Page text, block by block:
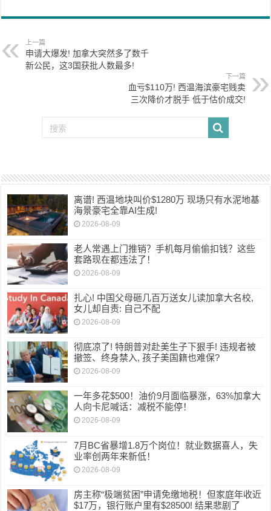
上一篇
申请大爆发! 加拿大突然多了数千
新公民，这3国获批人数最多!
下一篇
血亏$110万! 西温海滨豪宅贱卖
三次降价才脱手 低于估价成交!
离谱! 西温地块叫价$1280万 现场只有水泥地基
海景豪宅全靠AI生成!
2026-08-09
老人常遇上门推销？手机每月偷偷扣钱？这些
套路现在都违法了！
2026-08-09
扎心! 中国父母砸几百万送女儿读加拿大名校,
女儿却自责: 自己不配
2026-08-09
彻底凉了! 特朗普对赴美生子下狠手! 违规者被
撤签、终身禁入, 孩子美国籍也难保?
2026-08-09
一年多花$500！油价9月面临暴涨，63%加拿大
人向卡尼喊话：减税不能停！
2026-08-09
7月BC省暴增1.8万个岗位！就业数据喜人，失
业率创两年来新低！
2026-08-09
房主称“极端贫困”申请免缴地税！但家庭年收近
$17万，银行账户里有$28500! 结果悲剧了